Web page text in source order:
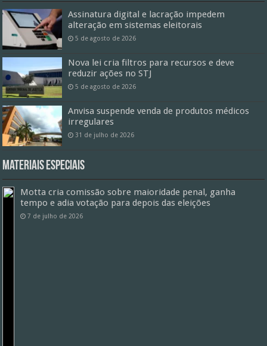
Assinatura digital e lacração impedem
alteração em sistemas eleitorais
5 de agosto de 2026
Nova lei cria filtros para recursos e deve
reduzir ações no STJ
5 de agosto de 2026
Anvisa suspende venda de produtos médicos
irregulares
31 de julho de 2026
Materiais especiais
Motta cria comissão sobre maioridade penal, ganha
tempo e adia votação para depois das eleições
7 de julho de 2026